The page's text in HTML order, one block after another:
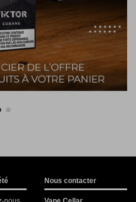
Nous contacter